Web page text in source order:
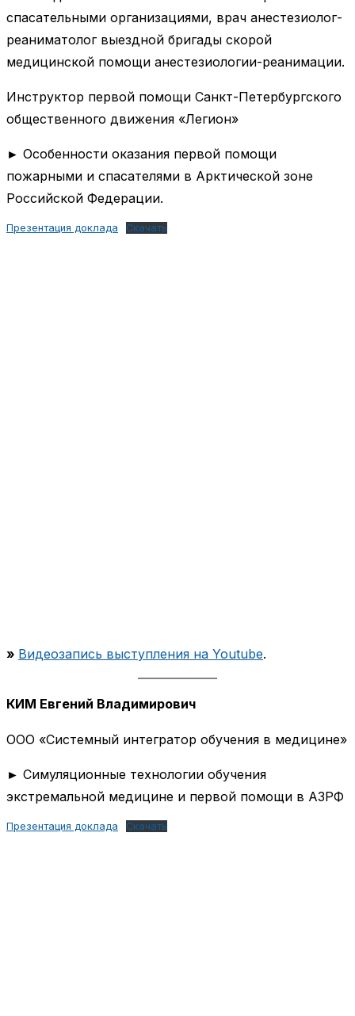
спасательными организациями, врач анестезиолог-
реаниматолог выездной бригады скорой
медицинской помощи анестезиологии-реанимации.
Инструктор первой помощи Санкт-Петербургского
общественного движения «Легион»
► Особенности оказания первой помощи
пожарными и спасателями в Арктической зоне
Российской Федерации.
Презентация доклада Скачать
» Видеозапись выступления на Youtube.
КИМ Евгений Владимирович
ООО «Системный интегратор обучения в медицине»
► Симуляционные технологии обучения
экстремальной медицине и первой помощи в АЗРФ
Презентация доклада Скачать